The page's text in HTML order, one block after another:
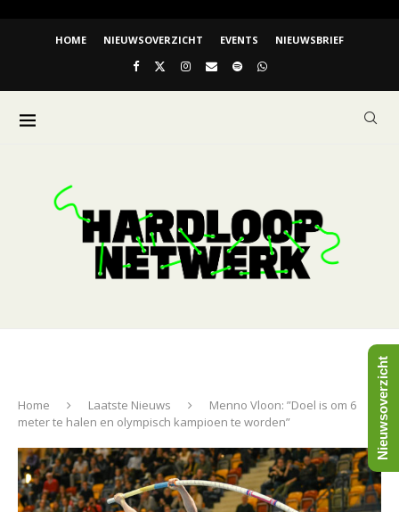
HOME NIEUWSOVERZICHT EVENTS NIEUWSBRIEF
Home Laatste Nieuws
Menno Vloon: ”Doel is om 6
meter te halen en olympisch kampioen te worden”
Nieuwsoverzicht